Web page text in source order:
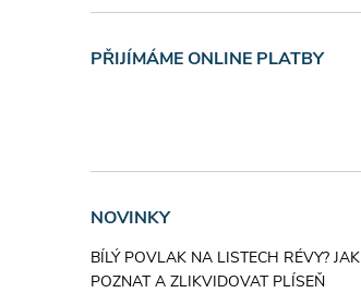
PŘIJÍMÁME ONLINE PLATBY
NOVINKY
BÍLÝ POVLAK NA LISTECH RÉVY? JAK
POZNAT A ZLIKVIDOVAT PLÍSEŇ